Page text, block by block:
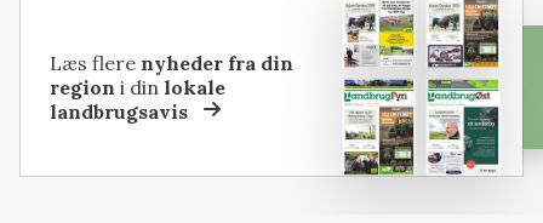
Læs flere nyheder fra din
region i dinlokale
landbrugsavis